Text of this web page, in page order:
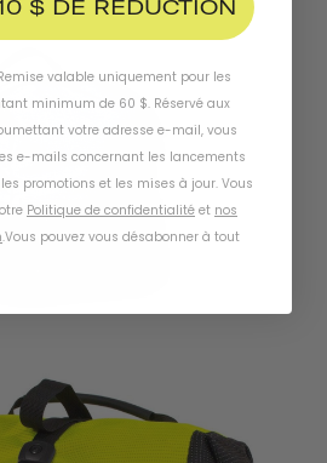
$ DE RÉDUCTION
valable uniquement pour les
minimum de 60 $. Réservé aux
votre adresse e-mail, vous
e-mails concernant les lancements
promotions et les mises à jour. Vous
Politique de confidentialité et nos
.Vous pouvez vous désabonner à tout